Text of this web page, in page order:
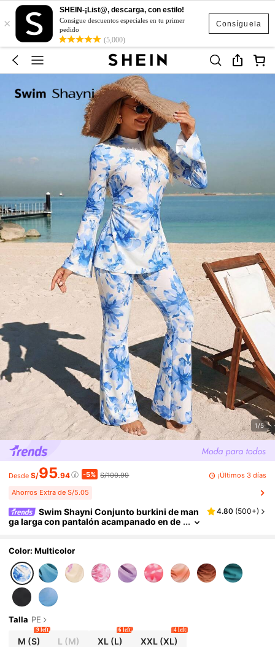
Consíguela
×
SHEIN-¡List@, descarga, con estilo!
Consigue descuentos especiales en tu primer
pedido
(5,000)
1/5
Desde S/95.94 -5% S/100.99 ¡Últimos 3 días
Ahorros Extra de S/5.05
Swim Shayni Conjunto burkini de man
ga larga con pantalón acampanado en de
ajes de baño para mujer 2026, adecuado para
la escuela, vacaciones, citas, té de la tarde, es
tilo occidental, cruceros, playa, islas, viajes p
or carretera, todas las estaciones, festivales d
e música, vacaciones bohemias, vacaciones
occidentales, otoño relajado, tops elegantes
para mujer
4.80 (500+)
Color: Multicolor
Talla PE
M (S)
9 left
L (M) XL(L)
6 left
XXL(XL)
4 left